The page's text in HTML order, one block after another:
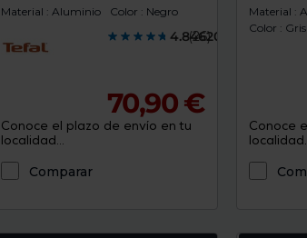
Material : Aluminio Color : Negro
4.8462000
(26)
70,90 €
Conoce el plazo de envío en tu
localidad...
Comparar
Material :
Color : Gris
Conoce